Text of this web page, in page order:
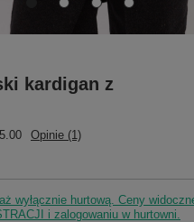
kardigan z
Opinie (1)
wyłącznie hurtową. Ceny
i zalogowaniu w hurtowni.